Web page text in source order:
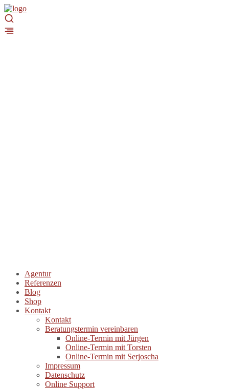
Agentur
Referenzen
Blog
Shop
Kontakt
Kontakt
Beratungstermin vereinbaren
Online-Termin mit Jürgen
Online-Termin mit Torsten
Online-Termin mit Serjoscha
Impressum
Datenschutz
Online Support